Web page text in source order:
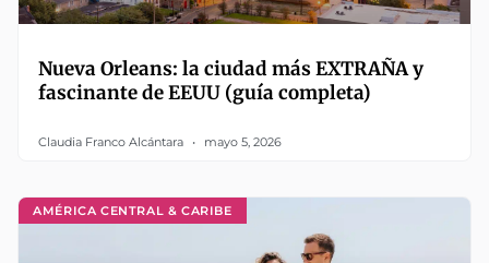
Nueva Orleans: la ciudad más EXTRAÑA y
fascinante de EEUU (guía completa)
Claudia Franco Alcántara mayo 5, 2026
AMÉRICA CENTRAL & CARIBE